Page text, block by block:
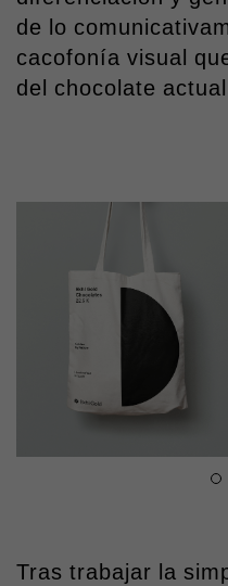
de lo
cacofonía visual
del chocolate
Tras trabajar la